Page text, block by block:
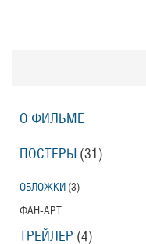
О ФИЛЬМЕ
ПОСТЕРЫ (31)
ОБЛОЖКИ (3)
ФАН-АРТ
ТРЕЙЛЕР (4)